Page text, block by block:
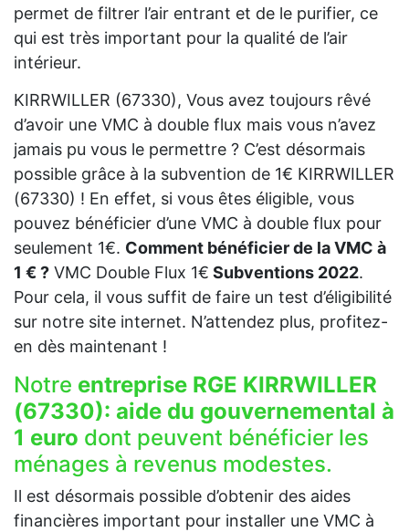
permet de filtrer l’air entrant et de le purifier, ce
qui est très important pour la qualité de l’air
intérieur.
KIRRWILLER (67330), Vous avez toujours rêvé
d’avoir une VMC à double flux mais vous n’avez
jamais pu vous le permettre ? C’est désormais
possible grâce à la subvention de 1€ KIRRWILLER
(67330) ! En effet, si vous êtes éligible, vous
pouvez bénéficier d’une VMC à double flux pour
seulement 1€. Comment bénéficier de la VMC à
1 € ? VMC Double Flux 1€ Subventions 2022.
Pour cela, il vous suffit de faire un test d’éligibilité
sur notre site internet. N’attendez plus, profitez-
en dès maintenant !
Notre entreprise RGE KIRRWILLER
(67330): aide du gouvernemental à
1 euro dont peuvent bénéficier les
ménages à revenus modestes.
Il est désormais possible d’obtenir des aides
financières important pour installer une VMC à